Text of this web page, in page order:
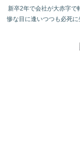
新卒2年で会社が大赤字で
惨な目に逢いつつも必死